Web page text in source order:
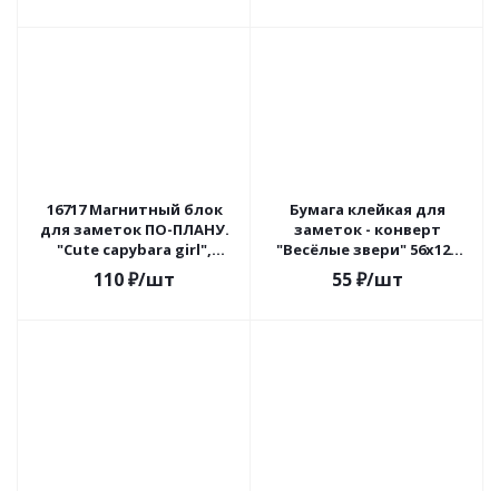
16717 Магнитный блок
для заметок ПО-ПЛАНУ.
"Cute capybara girl",
плотность 80 г.
110₽/шт
Бумага клейкая для
заметок - конверт
"Весёлые звери" 56x123
мм, 20л, 80 г/м²,
двусторонняя, deVENTE
55₽/шт